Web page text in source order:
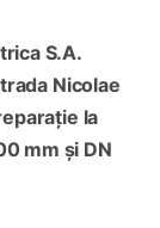
S.A.
Nicolae
la
mm și DN